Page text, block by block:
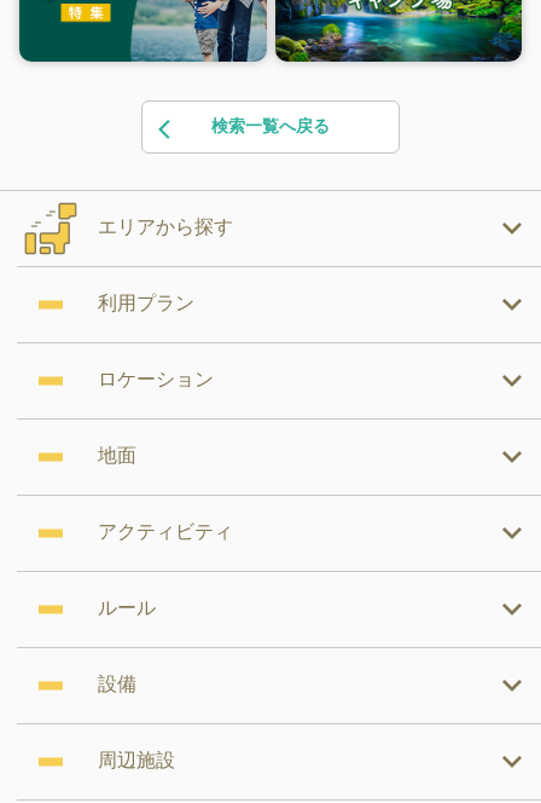
検索一覧へ戻る
エリアから探す
利用プラン
ロケーション
地面
アクティビティ
ルール
設備
周辺施設